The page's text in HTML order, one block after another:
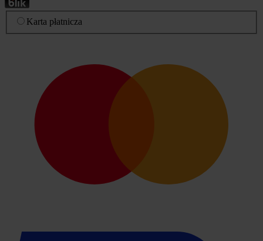
Karta płatnicza